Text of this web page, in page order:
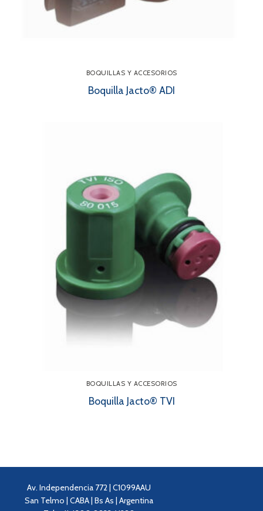
BOQUILLAS Y ACCESORIOS
Boquilla Jacto® ADI
BOQUILLAS Y ACCESORIOS
Boquilla Jacto® TVI
Av. Independencia 772 | C1099AAU
San Telmo | CABA | Bs As | Argentina